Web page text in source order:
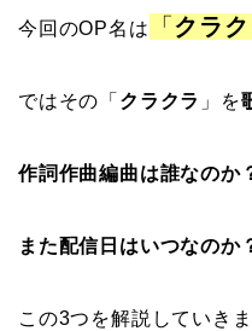
今回のOP名は 「クラク
ではその「 クラクラ 」を
作詞作曲編曲は誰なのか
また配信日はいつなのか
この3つを解説していきま